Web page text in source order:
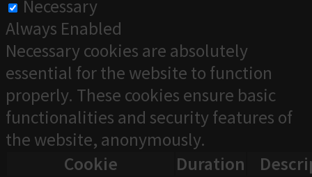
Necessary
Always Enabled
Necessary cookies are absolutely
essential for the website to function
properly. These cookies ensure basic
functionalities and security features of
the website, anonymously.
Cookie
Duration